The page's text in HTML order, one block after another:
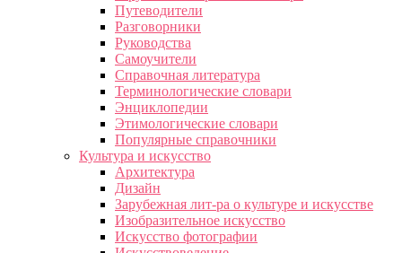
Путеводители
Разговорники
Руководства
Самоучители
Справочная литература
Терминологические словари
Энциклопедии
Этимологические словари
Популярные справочники
Культура и искусство
Архитектура
Дизайн
Зарубежная лит-ра о культуре и искусстве
Изобразительное искусство
Искусство фотографии